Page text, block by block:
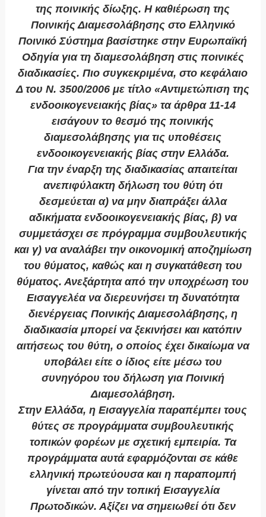
της ποινικής δίωξης. Η καθιέρωση της
Ποινικής Διαμεσολάβησης στο Ελληνικό
Ποινικό Σύστημα βασίστηκε στην Ευρωπαϊκή
Οδηγία για τη διαμεσολάβηση στις ποινικές
διαδικασίες. Πιο συγκεκριμένα, στο κεφάλαιο
Δ του Ν. 3500/2006 με τίτλο «Αντιμετώπιση της
ενδοοικογενειακής βίας» τα άρθρα 11-14
εισάγουν το θεσμό της ποινικής
διαμεσολάβησης για τις υποθέσεις
ενδοοικογενειακής βίας στην Ελλάδα.
Για την έναρξη της διαδικασίας απαιτείται
ανεπιφύλακτη δήλωση του θύτη ότι
δεσμεύεται α) να μην διαπράξει άλλα
αδικήματα ενδοοικογενειακής βίας, β) να
συμμετάσχει σε πρόγραμμα συμβουλευτικής
και γ) να αναλάβει την οικονομική αποζημίωση
του θύματος, καθώς και η συγκατάθεση του
θύματος. Ανεξάρτητα από την υποχρέωση του
Εισαγγελέα να διερευνήσει τη δυνατότητα
διενέργειας Ποινικής Διαμεσολάβησης, η
διαδικασία μπορεί να ξεκινήσει και κατόπιν
αιτήσεως του θύτη, ο οποίος έχει δικαίωμα να
υποβάλει είτε ο ίδιος είτε μέσω του
συνηγόρου του δήλωση για Ποινική
Διαμεσολάβηση.
Στην Ελλάδα, η Εισαγγελία παραπέμπει τους
θύτες σε προγράμματα συμβουλευτικής
τοπικών φορέων με σχετική εμπειρία. Τα
προγράμματα αυτά εφαρμόζονται σε κάθε
ελληνική πρωτεύουσα και η παραπομπή
γίνεται από την τοπική Εισαγγελία
Πρωτοδικών. Αξίζει να σημειωθεί ότι δεν